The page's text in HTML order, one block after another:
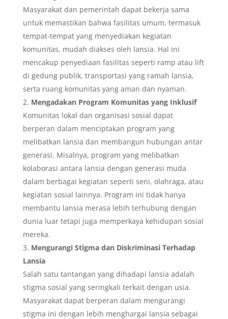
Masyarakat dan pemerintah dapat bekerja sama
untuk memastikan bahwa fasilitas umum, termasuk
tempat-tempat yang menyediakan kegiatan
komunitas, mudah diakses oleh lansia. Hal ini
mencakup penyediaan fasilitas seperti ramp atau lift
di gedung publik, transportasi yang ramah lansia,
serta ruang komunitas yang aman dan nyaman.
Mengadakan Program Komunitas yang Inklusif
Komunitas lokal dan organisasi sosial dapat
berperan dalam menciptakan program yang
melibatkan lansia dan membangun hubungan antar
generasi. Misalnya, program yang melibatkan
kolaborasi antara lansia dengan generasi muda
dalam berbagai kegiatan seperti seni, olahraga, atau
kegiatan sosial lainnya. Program ini tidak hanya
membantu lansia merasa lebih terhubung dengan
dunia luar tetapi juga memperkaya kehidupan sosial
mereka.
Mengurangi Stigma dan Diskriminasi Terhadap
Lansia
Salah satu tantangan yang dihadapi lansia adalah
stigma sosial yang seringkali terkait dengan usia.
Masyarakat dapat berperan dalam mengurangi
stigma ini dengan lebih menghargai lansia sebagai